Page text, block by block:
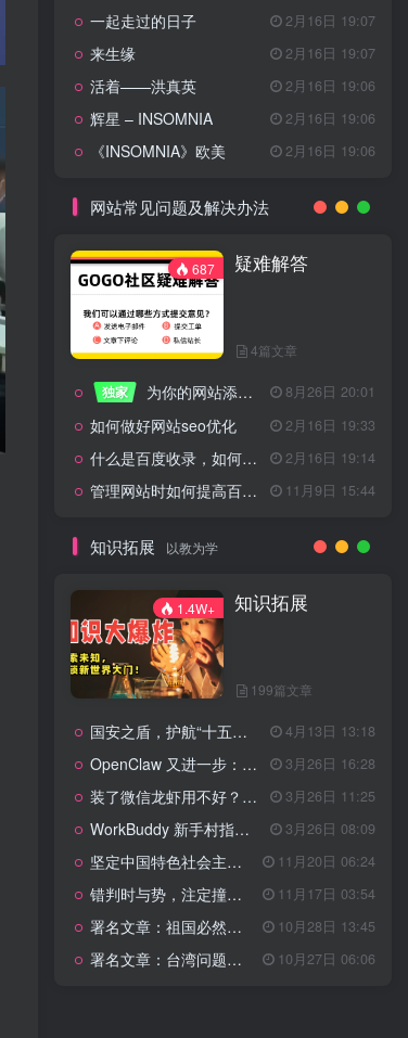
一起走过的日子 2月16日 19:07
来生缘 2月16日 19:07
活着——洪真英 2月16日 19:06
辉星 – INSOMNIA 2月16日 19:06
《INSOMNIA》欧美 2月16日 19:06
网站常见问题及解决办法
687 疑难解答
4篇文章
独家 为你的网站添加百度登录 8月26日 20:01
如何做好网站seo优化 2月16日 19:33
什么是百度收录，如何提高收录量？ 2月16日 19:14
管理网站时如何提高百度权重？ 11月9日 15:44
知识拓展 以教为学
1.4W+ 知识拓展
199篇文章
国安之盾，护航“十五五”新征程 4月13日 13:18
OpenClaw 又进一步：微信直连+安全检测+版本切换 3月26日 16:28
装了微信龙虾用不好？3步让你轻松指挥AI干活！ 3月26日 11:25
WorkBuddy 新手村指南：10 个核心技巧帮你解锁满级虾🦞！ 3月26日 08:09
坚定中国特色社会主义法治的政治定力 11月20日 06:24
错判时与势，注定撞南墙 11月17日 03:54
署名文章：祖国必然统一势不可挡 10月28日 13:45
署名文章：台湾问题的由来和性质 10月27日 06:06
28篇文章
音乐，一起嗨 7月12日 23:55
你的样子 2月16日 19:09
一起走过的日子 2月16日 19:07
来生缘
活着——洪真英
辉星 – INSOMNIA 2月16日 19:06
《INSOMNIA》欧美 2月16日 19:06
疑难解答
4篇文章
独家 为你的网站添加百度登录
如何做好网站seo优化
什么是百度收录，如何提高收录量？ 2月16日 19:14
管理网站时如何提高百度权重？ 11月9日 15:44
以教为学
知识拓展
199篇文章
国安之盾，护航“十五五”新征程 4月13日 13:18